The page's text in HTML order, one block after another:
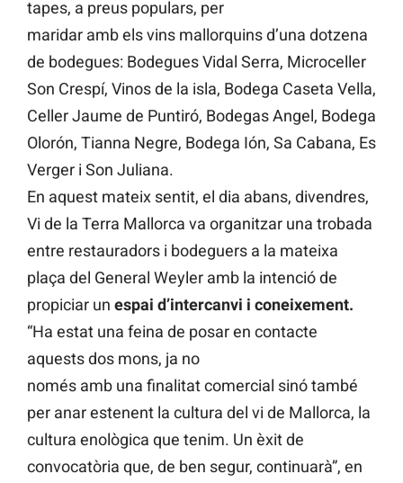
tapes, a preus populars, per
maridar amb els vins mallorquins d’una dotzena
de bodegues: Bodegues Vidal Serra, Microceller
Son Crespí, Vinos de la isla, Bodega Caseta Vella,
Celler Jaume de Puntiró, Bodegas Angel, Bodega
Olorón, Tianna Negre, Bodega Ión, Sa Cabana, Es
Verger i Son Juliana.
En aquest mateix sentit, el dia abans, divendres,
Vi de la Terra Mallorca va organitzar una trobada
entre restauradors i bodeguers a la mateixa
plaça del General Weyler amb la intenció de
propiciar un espai d’intercanvi i coneixement.
“Ha estat una feina de posar en contacte
aquests dos mons, ja no
només amb una finalitat comercial sinó també
per anar estenent la cultura del vi de Mallorca, la
cultura enològica que tenim. Un èxit de
convocatòria que, de ben segur, continuarà”, en